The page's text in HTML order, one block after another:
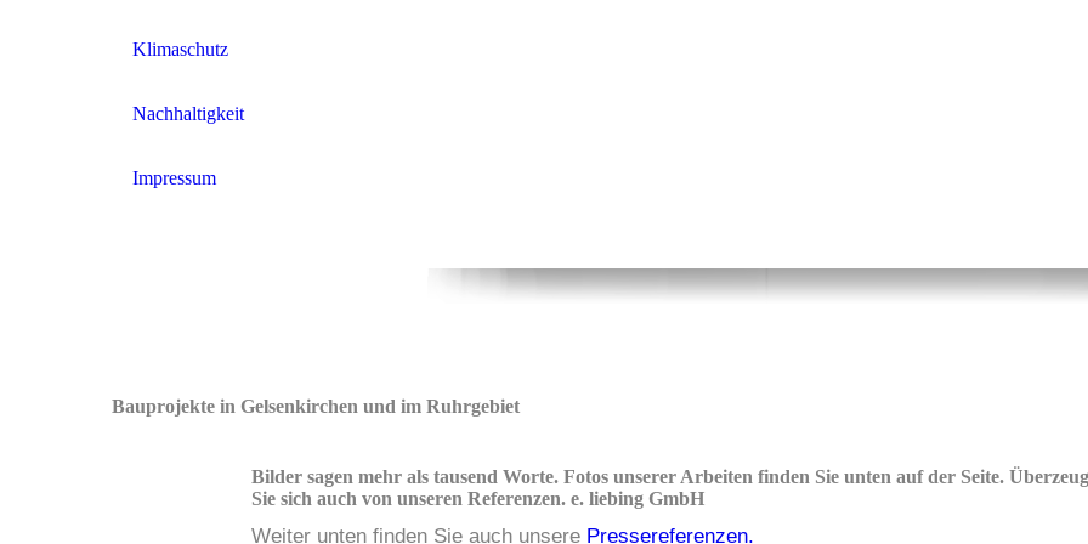
Klimaschutz
Nachhaltigkeit
Impressum
Bauprojekte in Gelsenkirchen und im Ruhrgebiet
Bilder sagen mehr als tausend Worte. Fotos unserer Arbeiten finden Sie unten auf der Seite.
Sie sich auch von un­­se­r­en Re­­fe­­renz­­en. e. liebing GmbH
Weiter unten finden Sie auch unsere Pressereferenzen.